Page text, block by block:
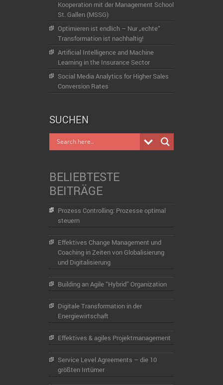
Kooperation mit der Management School
St. Gallen (MSSG)
Optimieren ist endlich – Nur „echte“
Transformation ist nachhaltig!
Artificial Intelligence and Machine
Learning in the Insurance Sector
Social Media Analytics for Higher Sales
Conversion Rates
SUCHEN
BELIEBTESTE
BEITRÄGE
Prozess Controlling: Prozesse optimal
steuern
Effektives Change Management und
Coaching in Zeiten von Globalisierung
und Digitalisierung
Building an Agile “Hybrid” Organization
Digitale Transformation in der
Energiewirtschaft
Effektives & agiles Projektmanagement
Service Level Agreements – die 10
größten Irrtümer